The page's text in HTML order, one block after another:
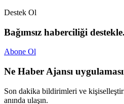
Destek Ol
Bağımsız haberciliği destekle.
Abone Ol
Ne Haber Ajansı
Son dakika bildirimleri ve
anında ulaşın.